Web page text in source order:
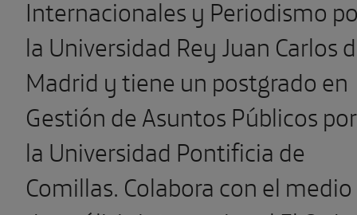
Internacionales y Periodismo
la Universidad Rey Juan Carlos
Madrid y tiene un postgrado en
Gestión de Asuntos Públicos por
la Universidad Pontificia de
Comillas. Colabora con el medio